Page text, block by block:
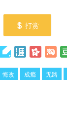
打赏
悔改 成瘾 无路